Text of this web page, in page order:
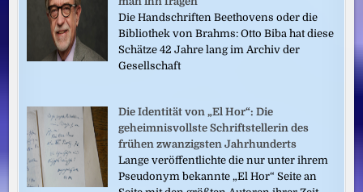
Die Handschriften Beethovens oder die
Bibliothek von Brahms: Otto Biba hat diese
Schätze 42 Jahre lang im Archiv der
Gesellschaft
Die Identität von „El Hor“: Die
geheimnisvollste Schriftstellerin des
frühen zwanzigsten Jahrhunderts
Lange veröffentlichte die nur unter ihrem
Pseudonym bekannte „El Hor“ Seite an